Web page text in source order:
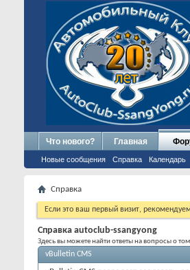
Что нового? Главная
Новые сообщения Справка Календарь
Справка
Если это ваш первый визит,
Справка autoclub-ssangyong
Здесь вы можете найти ответы на вопросы о
vBulletin CMS